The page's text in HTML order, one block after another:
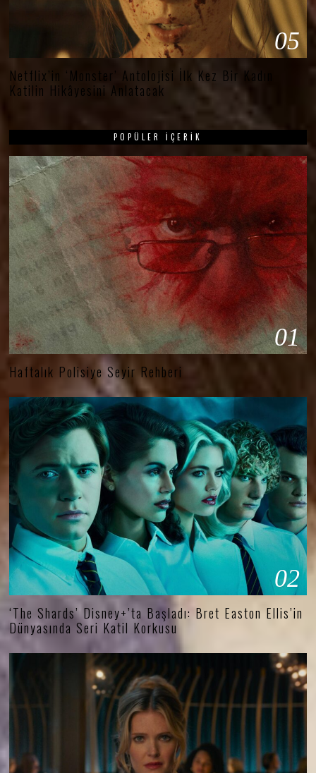
05
Netflix’in ‘Monster’ Antolojisi İlk Kez Bir Kadın
Katilin Hikâyesini Anlatacak
POPÜLER İÇERIK
01
Haftalık Polisiye Seyir Rehberi
02
‘The Shards’ Disney+’ta Başladı: Bret Easton Ellis’in
Dünyasında Seri Katil Korkusu